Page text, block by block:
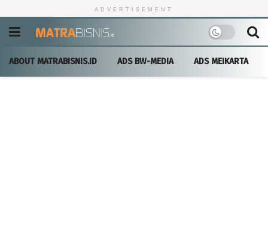
ADVERTISEMENT
ABOUT MATRABISNIS.ID ADS BW-MEDIA ADS MEIKARTA